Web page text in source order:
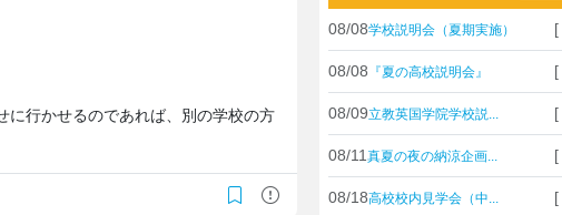
に行かせるのであれば、別の学校の方
08/08学校説明会（夏期実施） [
08/08 『夏の高校説明会』 [
08/09立教英国学院学校説... [
08/11 真夏の夜の納涼企画... [
08/18高校校内見学会（中... [